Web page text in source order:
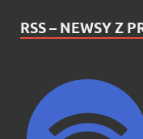
RSS – NEWSY Z